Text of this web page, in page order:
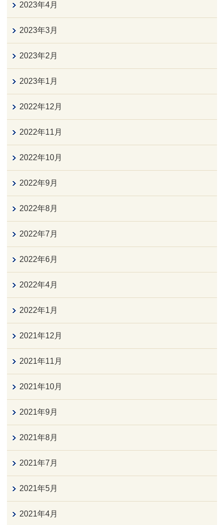
2023年4月
2023年3月
2023年2月
2023年1月
2022年12月
2022年11月
2022年10月
2022年9月
2022年8月
2022年7月
2022年6月
2022年4月
2022年1月
2021年12月
2021年11月
2021年10月
2021年9月
2021年8月
2021年7月
2021年5月
2021年4月